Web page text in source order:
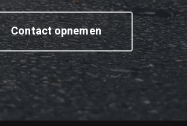
Contact opnemen